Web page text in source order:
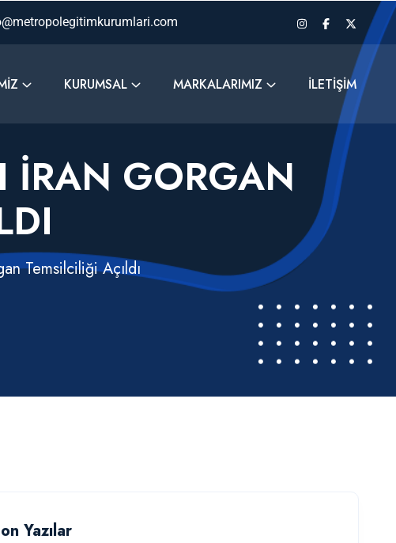
KURUMSAL MARKALARIMIZ İLETIŞIM
İRAN GORGAN
Temsilciliği Açıldı
Yazılar